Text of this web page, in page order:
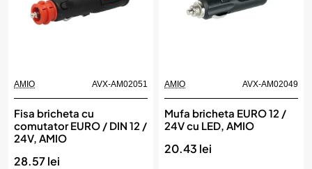
AMIO AVX-AM02051
Fisa bricheta cu
comutator EURO / DIN 12 /
24V, AMIO
28.57 lei
AMIO AVX-AM02049
Mufa bricheta EURO 12 /
24V cu LED, AMIO
20.43 lei